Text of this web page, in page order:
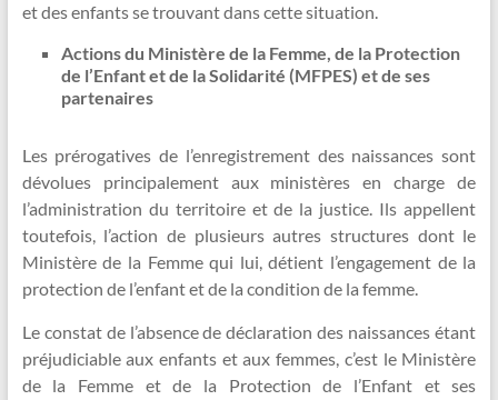
et des enfants se trouvant dans cette situation.
Actions du Ministère de la Femme, de la Protection
de l’Enfant et de la Solidarité (MFPES) et de ses
partenaires
Les prérogatives de l’enregistrement des naissances sont
dévolues principalement aux ministères en charge de
l’administration du territoire et de la justice. Ils appellent
toutefois, l’action de plusieurs autres structures dont le
Ministère de la Femme qui lui, détient l’engagement de la
protection de l’enfant et de la condition de la femme.
Le constat de l’absence de déclaration des naissances étant
préjudiciable aux enfants et aux femmes, c’est le Ministère
de la Femme et de la Protection de l’Enfant et ses